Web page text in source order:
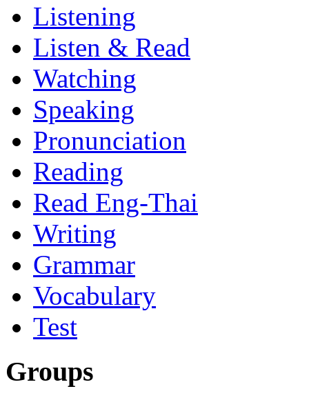
Listening
Listen & Read
Watching
Speaking
Pronunciation
Reading
Read Eng-Thai
Writing
Grammar
Vocabulary
Test
Groups